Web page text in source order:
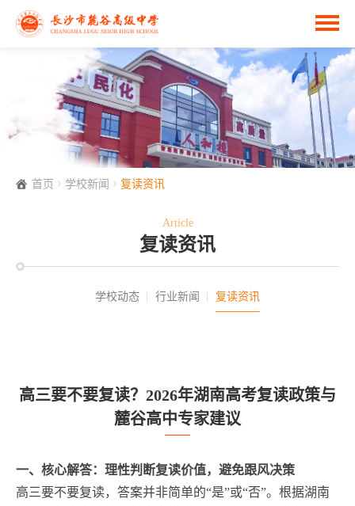
首页 学校新闻 复读资讯
Article
复读资讯
学校动态 行业新闻 复读资讯
高三要不要复读？2026年湖南高考复读政策与
麓谷高中专家建议
一、核心解答：理性判断复读价值，避免跟风决策
高三要不要复读，答案并非简单的“是”或“否”。根据湖南